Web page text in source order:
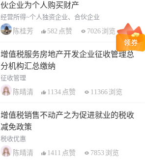
伙企业为个人购买财产
经营所得~个人独资企业、合伙企业
陈桂芳
582 点赞 7026 浏览
增值税服务房地产开发企业征收管理总
分机构汇总缴纳
征收管理
陈晴清
1134 点赞 11366 浏览
增值税销售不动产之为促进就业的税收
减免政策
税收优惠
陈晴清
1411 点赞 7853 浏览